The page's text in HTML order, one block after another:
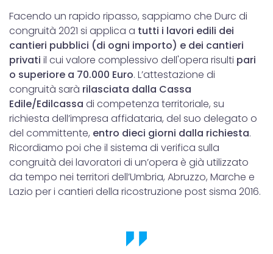
Facendo un rapido ripasso, sappiamo che Durc di
congruità 2021 si applica a tutti i lavori edili dei
cantieri pubblici (di ogni importo) e dei cantieri
privati il cui valore complessivo dell'opera risulti pari
o superiore a 70.000 Euro. L’attestazione di
congruità sarà rilasciata dalla Cassa
Edile/Edilcassa di competenza territoriale, su
richiesta dell’impresa affidataria, del suo delegato o
del committente, entro dieci giorni dalla richiesta.
Ricordiamo poi che il sistema di verifica sulla
congruità dei lavoratori di un’opera è già utilizzato
da tempo nei territori dell’Umbria, Abruzzo, Marche e
Lazio per i cantieri della ricostruzione post sisma 2016.